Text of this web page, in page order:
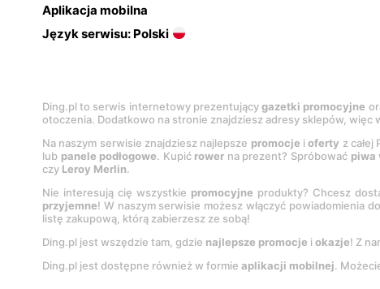
Aplikacja mobilna
Język serwisu: Polski
Ding.pl to serwis internetowy prezentującygazetki promocyjne
otoczenia. Dodatkowo na stronie znajdziesz adresy sklepów,
Na naszym serwisie znajdziesz najlepsze promocje ioferty z
lub panele podłogowe. Kupić rower na prezent? Spróbować piwa
czy Leroy Merlin.
Nie interesują cię wszystkie promocyjne produkty? Chcesz
przyjemne! W naszym serwisie możesz włączyć powiadomienia do
listę zakupową, którą zabierzesz ze sobą!
Ding.pl jest wszędzie tam, gdzie najlepsze promocje i okazje! Z
Ding.pl jest dostępne również w formie aplikacji mobilnej.